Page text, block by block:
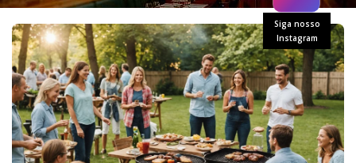
Siga nosso
Instagram